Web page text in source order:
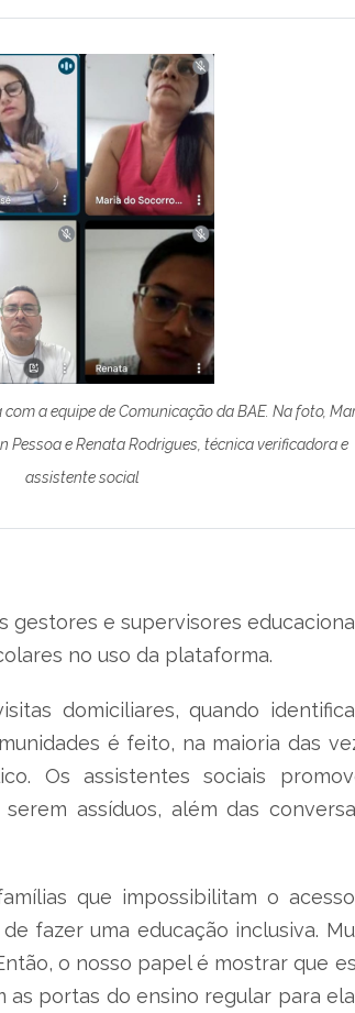
a equipe de Comunicação da BAE. Na foto,
Pessoa e Renata Rodrigues, técnica verificadora e
assistente social
gestores e supervisores
no uso da plataforma.
domiciliares, quando
é feito, na maioria das
Os assistentes sociais
assíduos, além das
que impossibilitam o
fazer uma educação inclusiva.
o nosso papel é mostrar que
portas do ensino regular para